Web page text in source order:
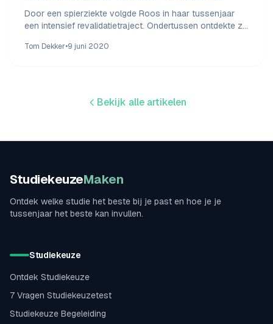
anders? Ik had geen idee."
Door een spierziekte volgde Roos in haar tussenjaar
een intensief revalidatietraject. Ondertussen ontdekte ze
Tom Dekker•9 juni 2020
Bekijk alle artikelen
StudiekeuzeMaken
Ontdek welke studie het beste bij je past en hoe je je
tussenjaar het beste kan invullen.
Studiekeuze
Ontdek Studiekeuze
7 Vragen Studiekeuzetest
Studiekeuze Begeleiding